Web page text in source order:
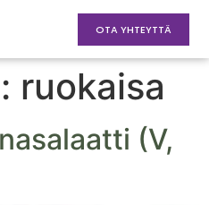
OTA YHTEYTTÄ
ruokaisa
(V,